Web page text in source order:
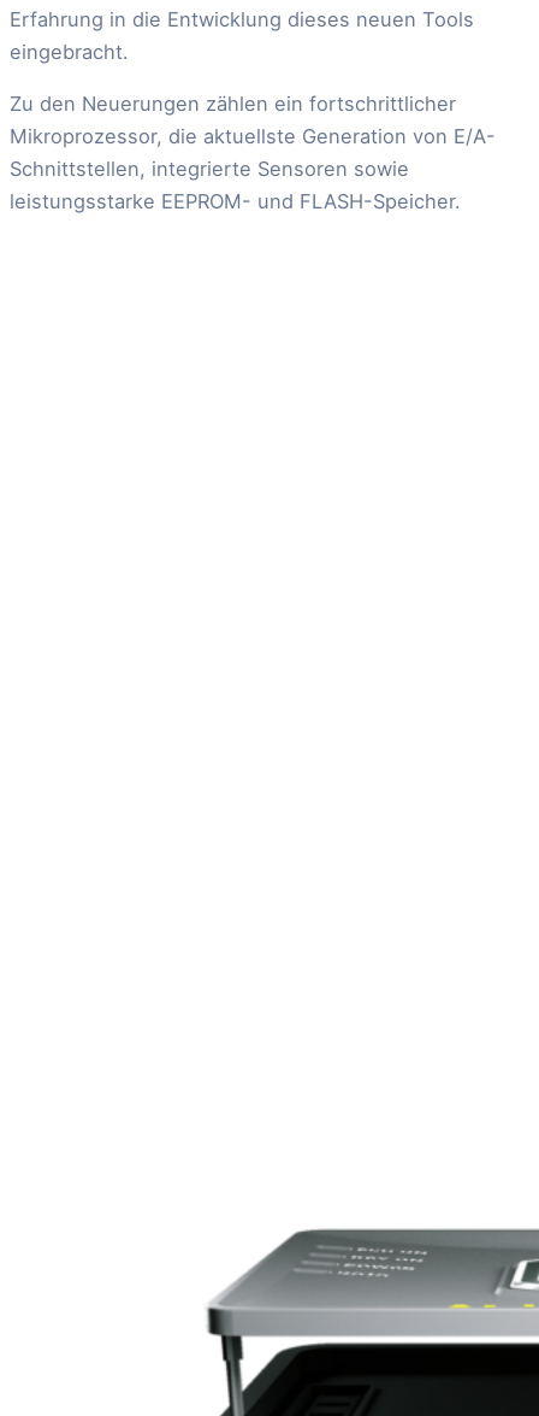
Erfahrung in die Entwicklung dieses neuen Tools
eingebracht.
Zu den Neuerungen zählen ein fortschrittlicher
Mikroprozessor, die aktuellste Generation von E/A-
Schnittstellen, integrierte Sensoren sowie
leistungsstarke EEPROM- und FLASH-Speicher.